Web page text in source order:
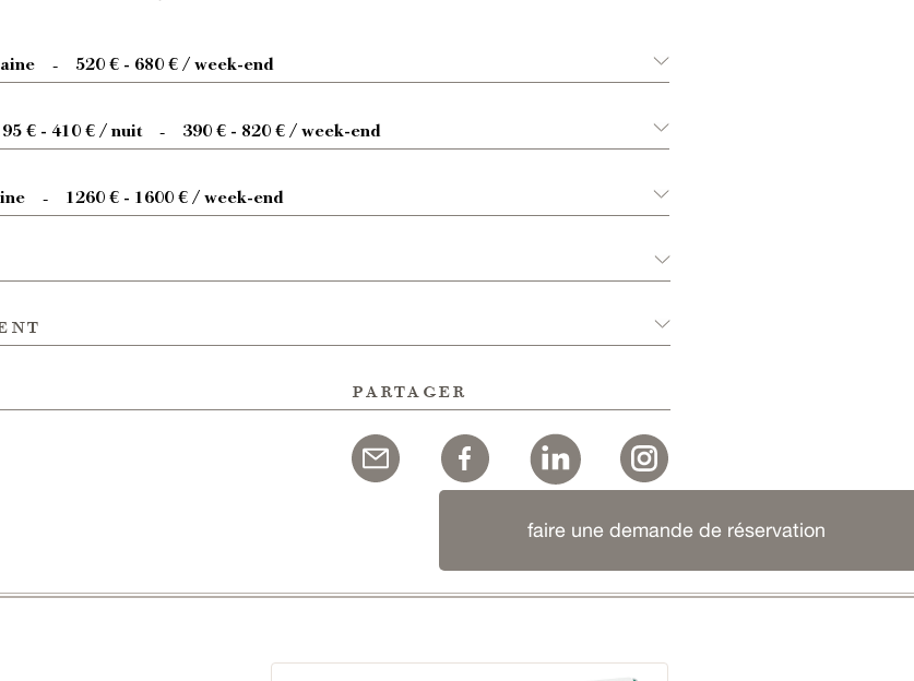
- 520 € - 680 € / week-end
€ - 410 € / nuit - 390 € - 820 € / week-end
- 1260 € - 1600 € / week-end
partager
faire une demande de réservation